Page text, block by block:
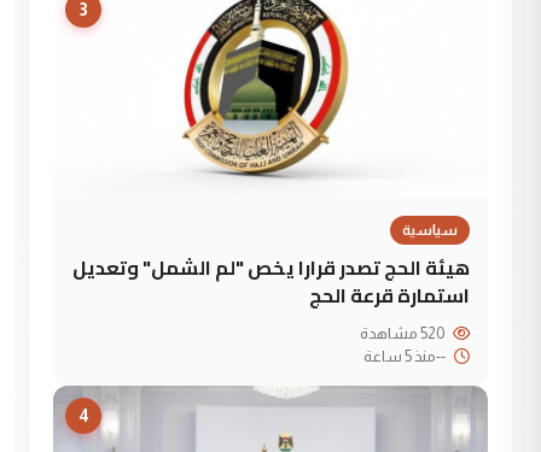
3
سياسية
هيئة الحج تصدر قرارا يخص "لم الشمل" وتعديل
استمارة قرعة الحج
--منذ 5 ساعة
4